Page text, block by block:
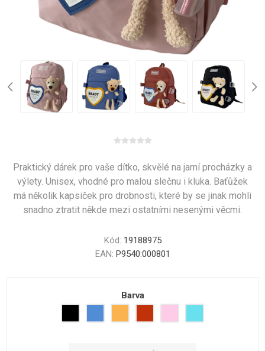
Praktický dárek pro vaše dítko, skvělé na jarní procházky a
výlety. Unisex, vhodné pro malou slečnu i kluka. Baťůžek
má několik kapsiček pro drobnosti, které by se jinak mohli
snadno ztratit někde mezi ostatními nesenými věcmi.
Kód: 19188975
EAN: P9540:000801
Barva